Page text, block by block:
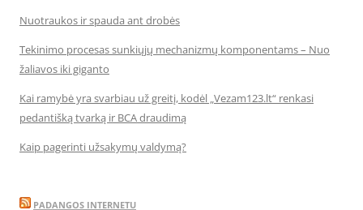
Nuotraukos ir spauda ant drobės
Tekinimo procesas sunkiųjų mechanizmų komponentams – Nuo
žaliavos iki giganto
Kai ramybė yra svarbiau už greitį, kodėl „Vezam123.lt“ renkasi
pedantišką tvarką ir BCA draudimą
Kaip pagerinti užsakymų valdymą?
PADANGOS INTERNETU